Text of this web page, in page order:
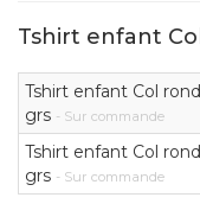
Tshirt enfant
Tshirt enfant Col
grs - Sur commande
Tshirt enfant Col
grs - Sur commande